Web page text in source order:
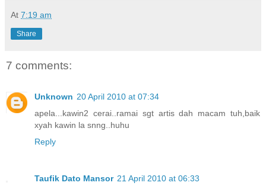
At 7:19 am
Share
7 comments:
Unknown 20 April 2010 at 07:34
apela...kawin2 cerai..ramai sgt artis dah macam tuh,baik
xyah kawin la snng..huhu
Reply
Taufik Dato Mansor 21 April 2010 at 06:33